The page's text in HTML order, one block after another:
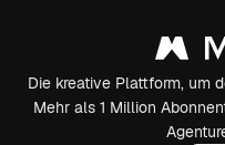
Die kreative Plattform, um
Mehr als 1 Million